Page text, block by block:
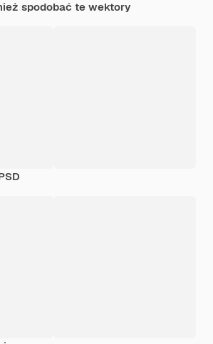
spodobać te wektory